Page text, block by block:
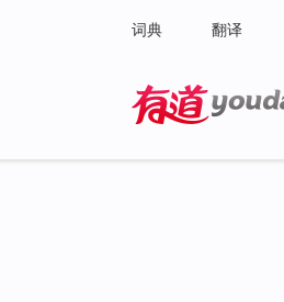
词典 翻译